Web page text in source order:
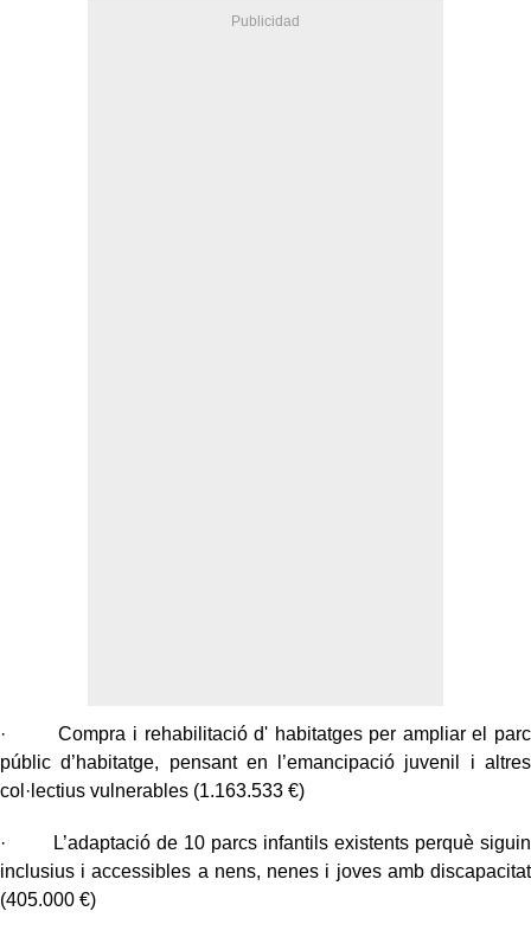
· Compra i rehabilitació d' habitatges per ampliar el parc
públic d’habitatge, pensant en l’emancipació juvenil i altres
col·lectius vulnerables (1.163.533 €)
· L’adaptació de 10 parcs infantils existents perquè siguin
inclusius i accessibles a nens, nenes i joves amb discapacitat
(405.000 €)